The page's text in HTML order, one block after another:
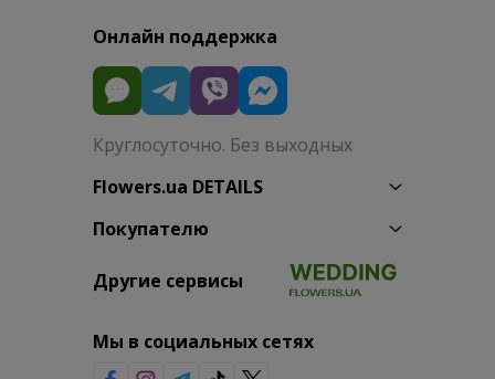
Онлайн поддержка
Круглосуточно. Без выходных
Flowers.ua DETAILS
Покупателю
Другие сервисы
Мы в социальных сетях